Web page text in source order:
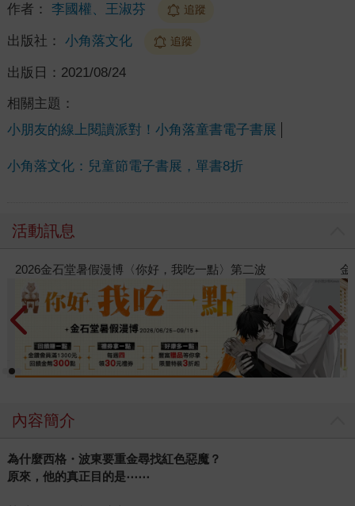
作者： 李國權、王淑芬 追蹤
出版社： 小角落文化 追蹤
出版日： 2021/08/24
相關主題：
小朋友的線上閱讀派對！小角落童書電子書展
小角落文化：兒童節電子書展，單書8折
活動訊息
金石堂2026海外優惠：電子書
內容簡介
為什麼西格・波東要重金尋找紅色惡魔？
原來，他的真正目的是⋯⋯